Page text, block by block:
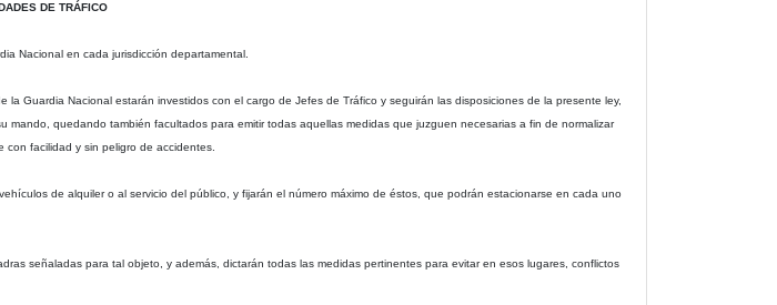
DE TRÁFICO
Nacional en cada jurisdicción departamental.
Guardia Nacional estarán investidos con el cargo de Jefes de Tráfico y seguirán las disposiciones de la presente ley,
quedando también facultados para emitir todas aquellas medidas que juzguen necesarias a fin de normalizar
facilidad y sin peligro de accidentes.
de alquiler o al servicio del público, y fijarán el número máximo de éstos, que podrán estacionarse en cada uno
señaladas para tal objeto, y además, dictarán todas las medidas pertinentes para evitar en esos lugares, conflictos